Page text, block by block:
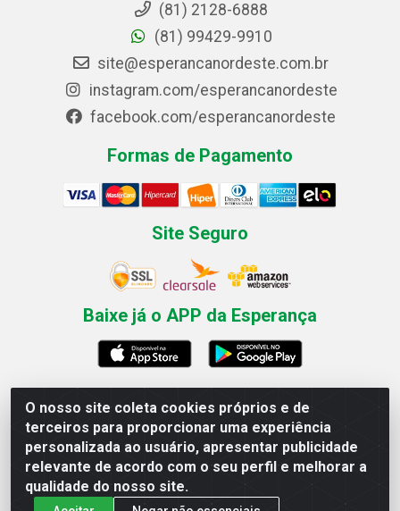
O nosso site coleta cookies próprios e de
terceiros para proporcionar uma experiência
personalizada ao usuário, apresentar publicidade
relevante de acordo com o seu perfil e melhorar a
qualidade do nosso site.
(81) 2128-6888
(81) 99429-9910
site@esperancanordeste.com.br
instagram.com/esperancanordeste
facebook.com/esperancanordeste
Formas de Pagamento
Site Seguro
Baixe já o APP da Esperança
Esperança Nordeste - Rua Professor Caldas Filho, 291 -
Estância - Recife / PE CEP: 50771-335 - CNPJ
03.666.136/0001-23